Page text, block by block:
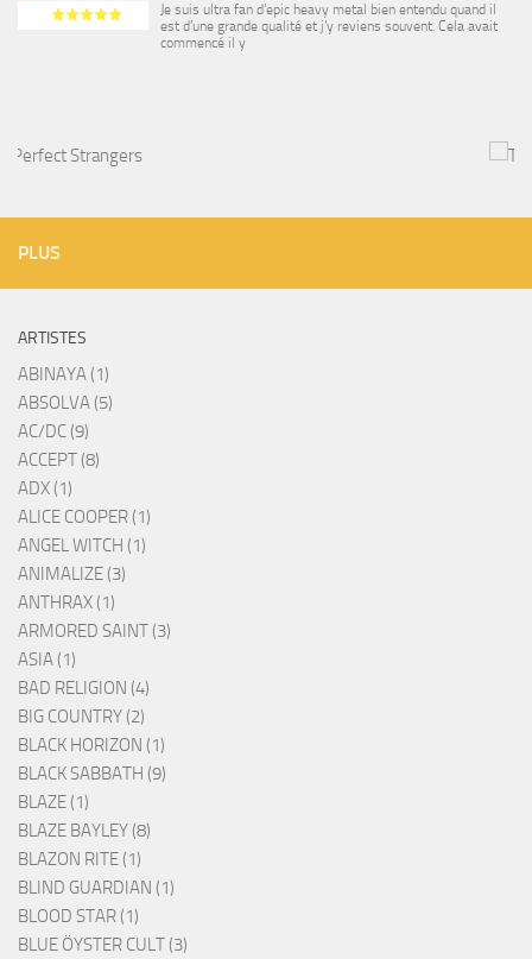
Je suis ultra fan d’epic heavy metal bien entendu quand il
est d’une grande qualité et j’y reviens souvent. Cela avait
commencé il y
PLUS
ARTISTES
ABINAYA (1)
ABSOLVA (5)
AC/DC (9)
ACCEPT (8)
ADX (1)
ALICE COOPER (1)
ANGEL WITCH (1)
ANIMALIZE (3)
ANTHRAX (1)
ARMORED SAINT (3)
ASIA (1)
BAD RELIGION (4)
BIG COUNTRY (2)
BLACK HORIZON (1)
BLACK SABBATH (9)
BLAZE (1)
BLAZE BAYLEY (8)
BLAZON RITE (1)
BLIND GUARDIAN (1)
BLOOD STAR (1)
BLUE ÖYSTER CULT (3)